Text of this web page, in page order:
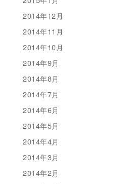
2014年12月
2014年11月
2014年10月
2014年9月
2014年8月
2014年7月
2014年6月
2014年5月
2014年4月
2014年3月
2014年2月